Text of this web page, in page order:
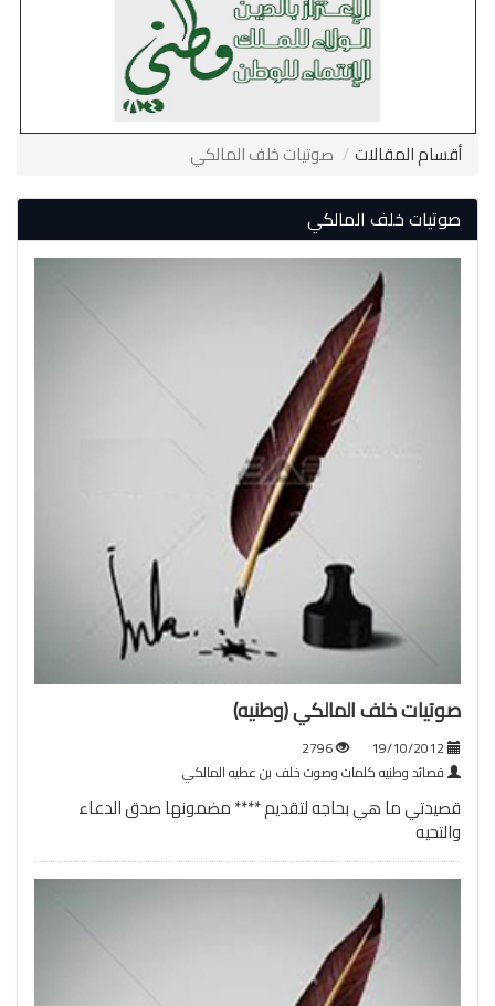
أقسام المقالات صوتيات خلف المالكي
صوتيات خلف المالكي
صوتيات خلف المالكي (وطنيه)
2796
قصائد وطنيه كلمات وصوت خلف بن عطيه المالكي
قصيدتي ما هي بحاجه لتقديم **** مضمونها صدق الدعاء
والتحيه